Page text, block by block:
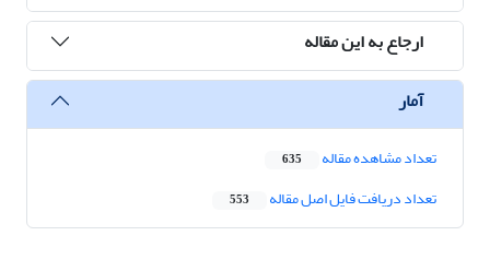
ارجاع به این مقاله
آمار
تعداد مشاهده مقاله 635
تعداد دریافت فایل اصل مقاله 553